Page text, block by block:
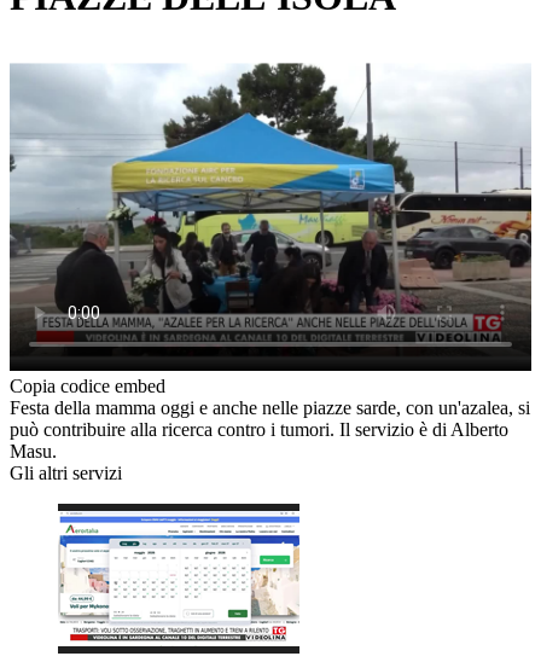
Copia codice embed
Festa della mamma oggi e anche nelle piazze sarde, con un'azalea, si
può contribuire alla ricerca contro i tumori. Il servizio è di Alberto
Masu.
Gli altri servizi